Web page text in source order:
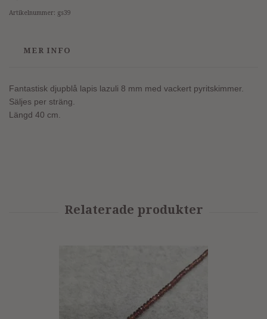
Artikelnummer: gs39
MER INFO
Fantastisk djupblå lapis lazuli 8 mm med vackert pyritskimmer.
Säljes per sträng.
Längd 40 cm.